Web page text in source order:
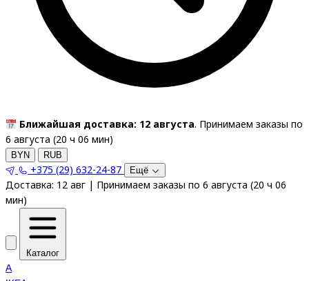
Ближайшая доставка: 12 августа. Принимаем заказы по
6 августа (20 ч 06 мин)
BYN RUB
+375 (29) 632-24-87 Ещё
Доставка: 12 авг | Принимаем заказы по 6 августа (20 ч 06
мин)
Каталог
A